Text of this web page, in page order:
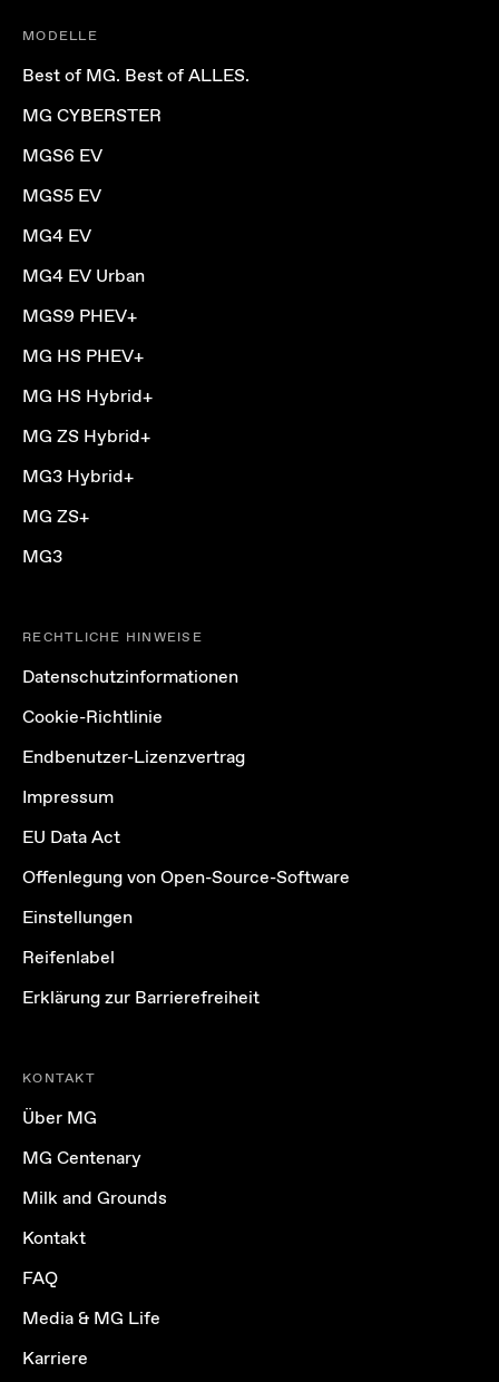
MODELLE
Best of MG. Best of ALLES.
MG CYBERSTER
MGS6 EV
MGS5 EV
MG4 EV
MG4 EV Urban
MGS9 PHEV+
MG HS PHEV+
MG HS Hybrid+
MG ZS Hybrid+
MG3 Hybrid+
MG ZS+
MG3
RECHTLICHE HINWEISE
Datenschutzinformationen
Cookie-Richtlinie
Endbenutzer-Lizenzvertrag
Impressum
EU Data Act
Offenlegung von Open-Source-Software
Einstellungen
Reifenlabel
Erklärung zur Barrierefreiheit
KONTAKT
Über MG
MG Centenary
Milk and Grounds
Kontakt
FAQ
Media & MG Life
Karriere